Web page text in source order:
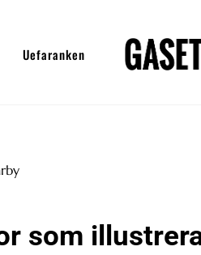
Uefaranken
som